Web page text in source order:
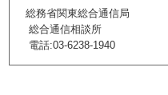
総務省関東総合通信局
総合通信相談所
電話:03-6238-1940